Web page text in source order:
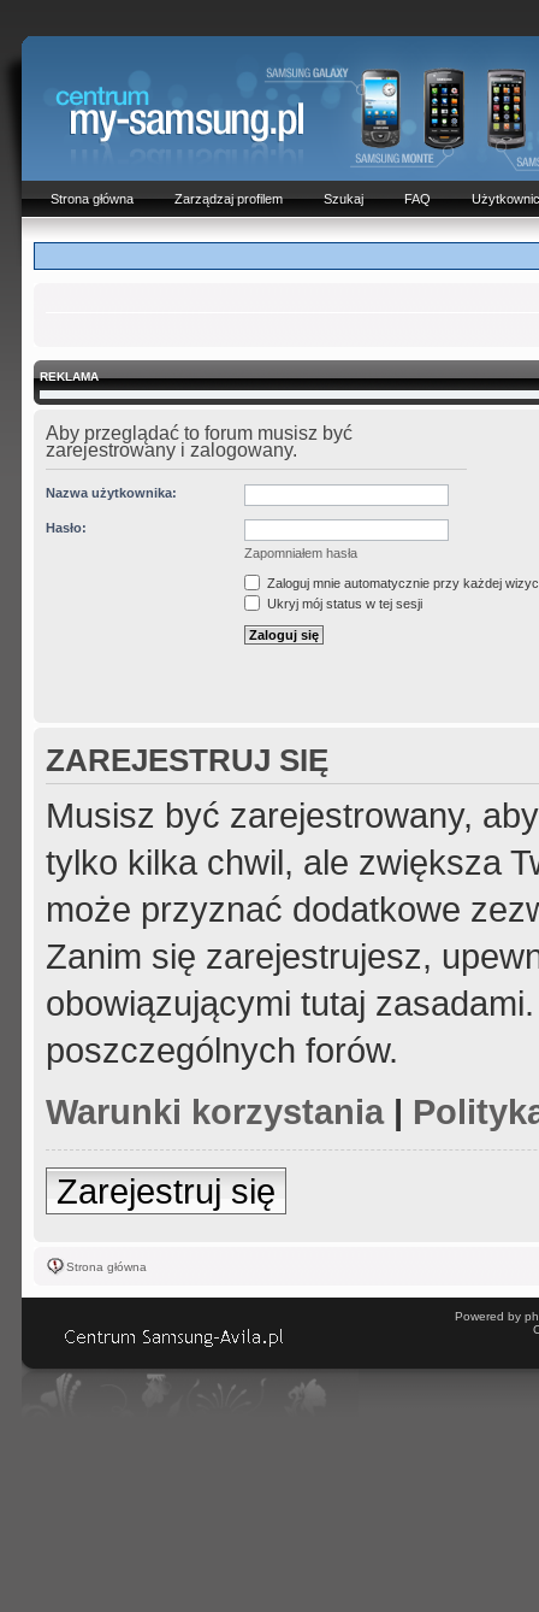
Strona główna Zarządzaj profilem Szukaj FAQ
REKLAMA
Aby przeglądać to forum musisz być
zarejestrowany i zalogowany.
Nazwa użytkownika:
Hasło:
Zapomniałem hasła
Zaloguj mnie automatycznie przy każdej
Ukryj mój status w tej sesji
ZAREJESTRUJ SIĘ
Musisz być zarejestrowany,
tylko kilka chwil, ale zwiększa
może przyznać dodatkowe
Zanim się zarejestrujesz,
obowiązującymi tutaj
poszczególnych forów.
Warunki korzystania|
Zarejestruj się
Strona główna
Powered by